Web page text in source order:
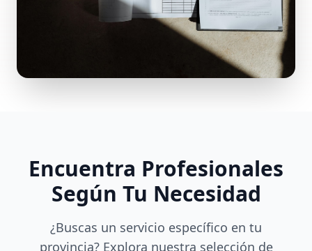
Encuentra Profesionales
Según Tu Necesidad
¿Buscas un servicio específico en tu
provincia? Explora nuestra selección de